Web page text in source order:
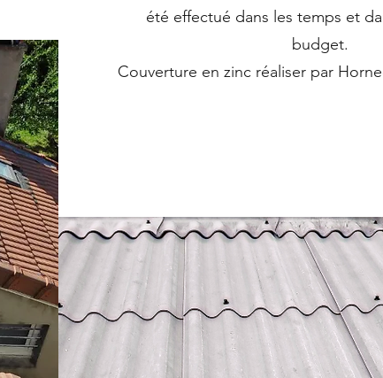
été effectué dans les temps et
budget.
Couverture en zinc réaliser par